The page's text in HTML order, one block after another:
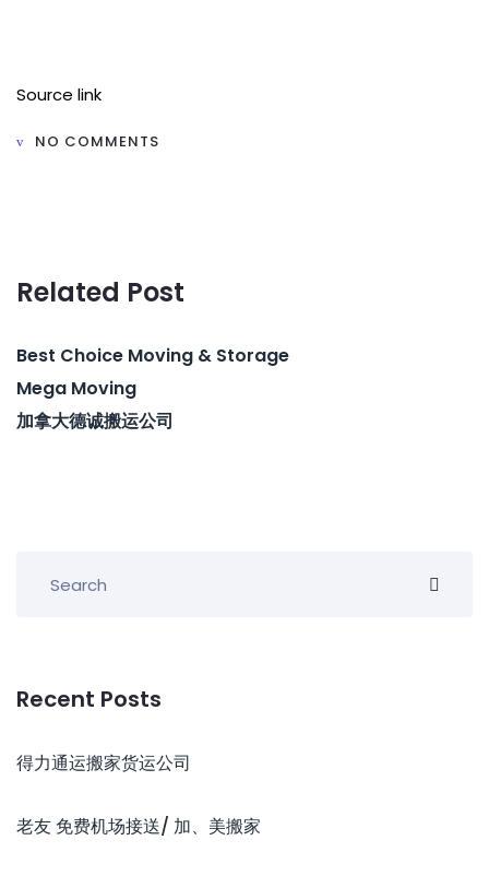
Source link
NO COMMENTS
Related Post
Best Choice Moving & Storage
Mega Moving
加拿大德诚搬运公司
Recent Posts
得力通运搬家货运公司
老友 免费机场接送/ 加、美搬家